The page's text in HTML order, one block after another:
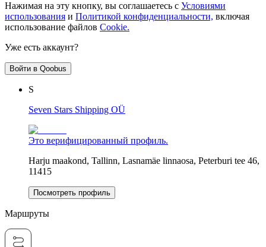
Нажимая на эту кнопку, вы соглашаетесь с Условиями
использования и Политикой конфиденциальности, включая
использование файлов Cookie.
Уже есть аккаунт?
Войти в Qoobus
S
Seven Stars Shipping OÜ
Это верифицированный профиль.
Harju maakond, Tallinn, Lasnamäe linnaosa, Peterburi tee 46,
11415
Посмотреть профиль
Маршруты